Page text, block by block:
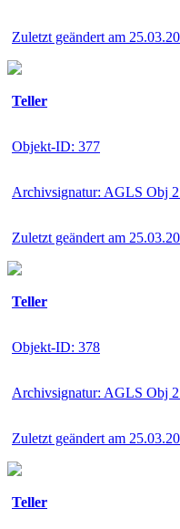
Zuletzt geändert am
Teller
Objekt-ID: 377
Archivsignatur: AGLS Obj
Zuletzt geändert am
Teller
Objekt-ID: 378
Archivsignatur: AGLS Obj
Zuletzt geändert am
Teller